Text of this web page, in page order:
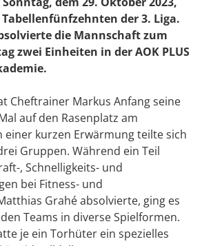
der 3. Liga.
die Mannschaft zum
zwei Einheiten in der AOK PLUS
Cheftrainer Markus Anfang seine
auf den Rasenplatz am
einer kurzen Erwärmung teilte sich
Gruppen. Während ein Teil
, Schnelligkeits- und
bei Fitness- und
Grahé absolvierte, ging es
Teams in diverse Spielformen.
je ein Torhüter ein spezielles